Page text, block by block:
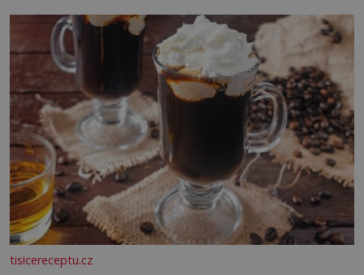
blízkosti. Nemusíte však zoufat. Pokud budete mít
promyšlený jídelníček, žadné pařáky si na vás
tisicereceptu.cz